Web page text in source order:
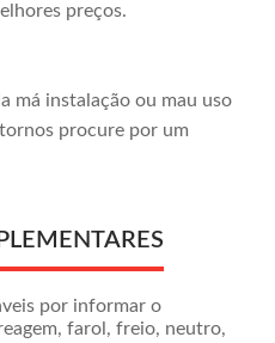
preços.
má instalação ou mau uso
procure por um
por informar o
farol, freio, neutro,